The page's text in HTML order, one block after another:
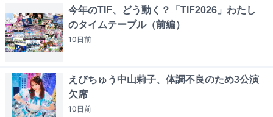
今年のTIF、どう動く？「TIF2026」わたし
のタイムテーブル（前編）
10日前
えびちゅう中山莉子、体調不良のため3公演
欠席
10日前